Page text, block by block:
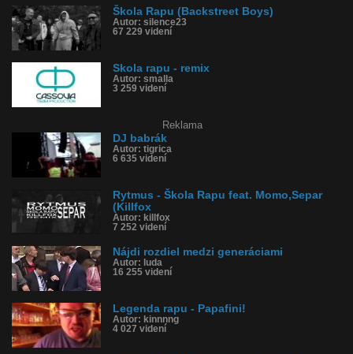
História sledovanosti videa:Škola Rapu (Backstreet Boys)
Autor: silence23
67 229 videní
Skola rapu - remix
Autor: smalla
3 259 videní
Reklama
DJ babrák
Autor: tigrica
6 635 videní
Rytmus - Škola Rapu feat. Momo,Separ
(Killfox
Autor: killfox
7 252 videní
Nájdi rozdiel medzi generáciami
Autor: luda
16 255 videní
Legenda rapu - Papafini!
Autor: kinnnng
4 027 videní